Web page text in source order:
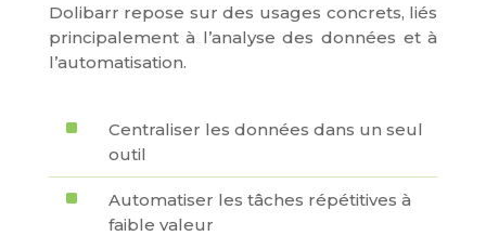
Dolibarr repose sur des usages concrets, liés
principalement à l’analyse des données et à
l’automatisation.
^
Centraliser les données dans un seul
outil
^
Automatiser les tâches répétitives à
faible valeur